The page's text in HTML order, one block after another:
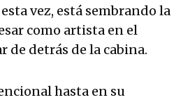
vez, está sembrando la
como artista en el
de detrás de la cabina.
hasta en su